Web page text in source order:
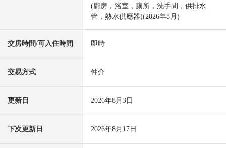
(廚房，浴室，廁所，洗手間，供排水
管，熱水供應器)(2026年8月)
交房時間/可入住時間 即時
交易方式 仲介
更新日 2026年8月3日
下次更新日 2026年8月17日